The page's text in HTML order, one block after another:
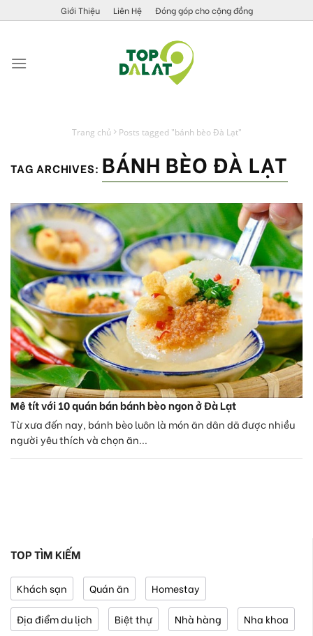
to
Giới Thiệu Liên Hệ Đóng góp cho cộng đồng
Trang chủ Posts tagged "bánh bèo Đà Lạt"
TAG ARCHIVES: BÁNH BÈO ĐÀ LẠT
Mê tít với 10 quán bán bánh bèo ngon ở Đà Lạt
Từ xưa đến nay, bánh bèo luôn là món ăn dân dã được nhiều
người yêu thích và chọn ăn...
TOP TÌM KIẾM
Khách sạn Quán ăn Homestay
Địa điểm du lịch Biệt thự Nhà hàng Nha khoa